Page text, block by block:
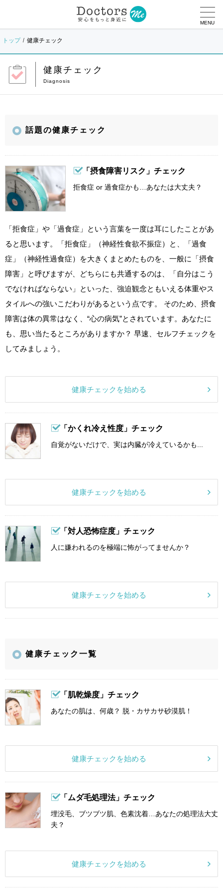
MENU
トップ 健康チェック
健康チェック
話題の健康チェック
「摂食障害リスク」チェック
拒食症 or 過食症かも…あなたは大丈夫？
「拒食症」や「過食症」という言葉を一度は耳にしたことがあ
ると思います。「拒食症」（神経性食欲不振症）と、「過食
症」（神経性過食症）を大きくまとめたものを、一般に「摂食
障害」と呼びますが、どちらにも共通するのは、「自分はこう
でなければならない」といった、強迫観念ともいえる体重やス
タイルへの強いこだわりがあるという点です。 そのため、摂食
障害は体の異常はなく、“心の病気”とされています。あなたに
も、思い当たるところがありますか？ 早速、セルフチェックを
してみましょう。
健康チェックを始める
「かくれ冷え性度」チェック
自覚がないだけで、実は内臓が冷えているかも...
健康チェックを始める
「対人恐怖症度」チェック
人に嫌われるのを極端に怖がってませんか？
健康チェックを始める
健康チェック一覧
「肌乾燥度」チェック
あなたの肌は、何歳？ 脱・カサカサ砂漠肌！
健康チェックを始める
「ムダ毛処理法」チェック
埋没毛、ブツブツ肌、色素沈着…あなたの処理法大丈
夫？
健康チェックを始める